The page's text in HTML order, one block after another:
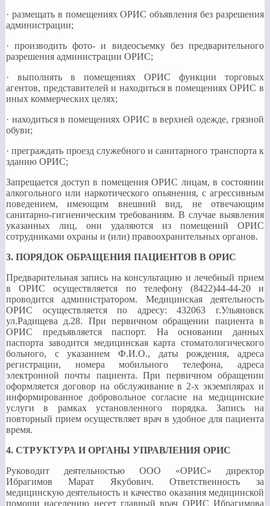
· размещать в помещениях ОРИС объявления без разрешения
администрации;
· производить фото- и видеосъемку без предварительного
разрешения администрации ОРИС;
· выполнять в помещениях ОРИС функции торговых
агентов, представителей и находиться в помещениях ОРИС в
иных коммерческих целях;
· находиться в помещениях ОРИС в верхней одежде, грязной
обуви;
· преграждать проезд служебного и санитарного транспорта к
зданию ОРИС;
Запрещается доступ в помещения ОРИС лицам, в состоянии
алкогольного или наркотического опьянения, с агрессивным
поведением, имеющим внешний вид, не отвечающим
санитарно-гигиеническим требованиям. В случае выявления
указанных лиц, они удаляются из помещений ОРИС
сотрудниками охраны и (или) правоохранительных органов.
3. ПОРЯДОК ОБРАЩЕНИЯ ПАЦИЕНТОВ В ОРИС
Предварительная запись на консультацию и лечебный прием
в ОРИС осуществляется по телефону (8422)44-44-20 и
проводится администратором. Медицинская деятельность
ОРИС осуществляется по адресу: 432063 г.Ульяновск
ул.Радищева д.28. При первичном обращении пациента в
ОРИС предъявляется паспорт. На основании данных
паспорта заводится медицинская карта стоматологического
больного, с указанием Ф.И.О., даты рождения, адреса
регистрации, номера мобильного телефона, адреса
электронной почты пациента. При первичном обращении
оформляется договор на обслуживание в 2-х экземплярах и
информированное добровольное согласие на медицинские
услуги в рамках установленного порядка. Запись на
повторный прием осуществляет врач в удобное для пациента
время.
4. СТРУКТУРА И ОРГАНЫ УПРАВЛЕНИЯ ОРИС
Руководит деятельностью ООО «ОРИС» директор
Ибрагимов Марат Якубович. Ответственность за
медицинскую деятельность и качество оказания медицинской
помощи населению несет главный врач ОРИС Ибрагимова